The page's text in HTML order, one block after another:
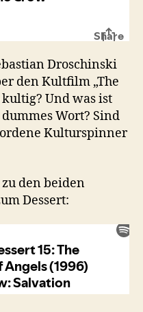
Droschinski
den Kultfilm „The
kultig? Und was ist
Wort? Sind
Kulturspinner
den beiden
Dessert: